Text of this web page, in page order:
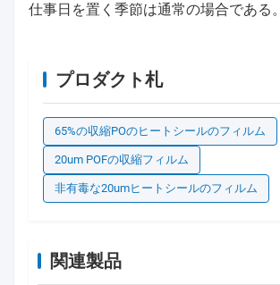
仕事日を置く季節は通常の場合である。
プロダクト札
65%の収縮POのヒートシールのフィルム
20um POFの収縮フィルム
非有毒な20umヒートシールのフィルム
関連製品